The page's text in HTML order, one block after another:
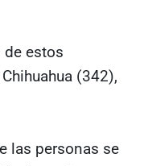
de estos
Chihuahua (342),
las personas se